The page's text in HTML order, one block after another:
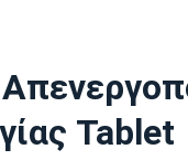
Tablet